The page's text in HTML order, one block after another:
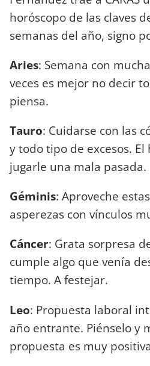
horóscopo de las claves
semanas del año, signo
Aries: Semana con
veces es mejor no decir
piensa.
Tauro: Cuidarse con las
y todo tipo de excesos.
jugarle una mala pasada.
Géminis: Aproveche
asperezas con vínculos
Cáncer: Grata sorpresa
cumple algo que venía
tiempo. A festejar.
Leo: Propuesta laboral
año entrante. Piénselo y
propuesta es muy